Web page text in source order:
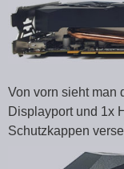
Von vorn sieht man
Displayport und 1x
Schutzkappen